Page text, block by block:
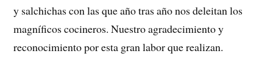
y salchichas con las que año tras año nos deleitan los
magníficos cocineros. Nuestro agradecimiento y
reconocimiento por esta gran labor que realizan.